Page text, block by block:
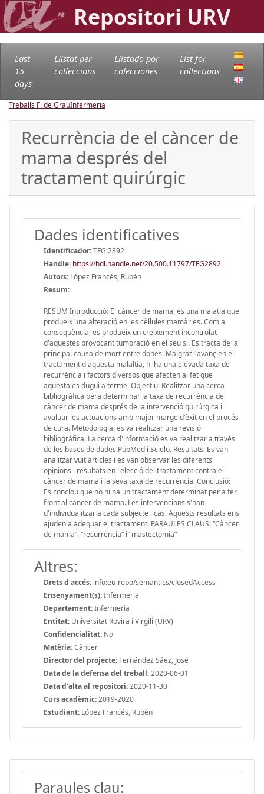
Repositori URV
Last
15
days
Llistat per
col·leccions
Llistado por
colecciones
List for
collections
Treballs Fi de GrauInfermeria
Recurrència de el càncer de
mama després del
tractament quirúrgic
Dades identificatives
Identificador:TFG:2892
Handle: https://hdl.handle.net/20.500.11797/TFG2892
Autors: López Francés, Rubén
Resum:
RESUM Introducció: El càncer de mama, és una malatia que
produeix una alteració en les cèl·lules mamàries. Com a
conseqüència, es produeix un creixement incontrolat
d'aquestes provocant tumoració en el seu si. Es tracta de la
principal causa de mort entre dones. Malgrat l'avanç en el
tractament d'aquesta malaltia, hi ha una elevada taxa de
recurrència i factors diversos que afecten al fet que
aquesta es dugui a terme. Objectiu: Realitzar una cerca
bibliogràfica pera determinar la taxa de recurrència del
càncer de mama després de la intervenció quirúrgica i
avaluar les actuacions amb major marge d'èxit en el procés
de cura. Metodologia: es va realitzar una revisió
bibliogràfica. La cerca d'informació es va realitzar a través
de les bases de dades PubMed i Scielo. Resultats: Es van
analitzar vuit articles i es van observar les diferents
opinions i resultats en l'elecció del tractament contra el
càncer de mama i la seva taxa de recurrència. Conclusió:
Es conclou que no hi ha un tractament determinat per a fer
front al càncer de mama. Les intervencions s'han
d'individualitzar a cada subjecte i cas. Aquests resultats ens
ajuden a adequar el tractament. PARAULES CLAUS: “Càncer
de mama”, “recurrència” i “mastectomia”
Altres:
Drets d'accés: info:eu-repo/semantics/closedAccess
Ensenyament(s):Infermeria
Departament:Infermeria
Entitat: Universitat Rovira i Virgili (URV)
Confidencialitat: No
Matèria:Càncer
Director del projecte: Fernández Sáez, José
Data de la defensa del treball:2020-06-01
Data d'alta al repositori:2020-11-30
Curs acadèmic:2019-2020
Estudiant: López Francés, Rubén
Paraules clau: